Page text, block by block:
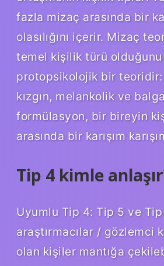
fazla mizaç arasında bir
olasılığını içerir. Mizaç
temel kişilik türü
protopsikolojik bir
kızgın, melankolik ve
formülasyon, bir bireyin
arasında bir karışım
Tip 4 kimle
Uyumlu Tip 4: Tip 5 ve
araştırmacılar / gözlemci
olan kişiler mantığa